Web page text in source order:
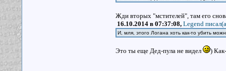
Жди вторых "мстителей", там его
16.10.2014 в 07:37:08, Legend
И, мля, этого Логана хоть как-то убить
Это ты еще Дед-пула не видел )